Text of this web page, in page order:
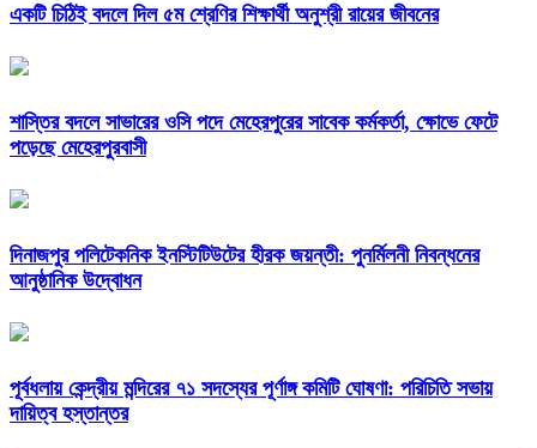
একটি চিঠিই বদলে দিল ৫ম শ্রেণির শিক্ষার্থী অনুশ্রী রায়ের জীবনের
শাস্তির বদলে সাভারের ওসি পদে মেহেরপুরের সাবেক কর্মকর্তা, ক্ষোভে ফেটে
পড়েছে মেহেরপুরবাসী
দিনাজপুর পলিটেকনিক ইনস্টিটিউটের হীরক জয়ন্তী: পুনর্মিলনী নিবন্ধনের
আনুষ্ঠানিক উদ্বোধন
পূর্বধলায় কেন্দ্রীয় মন্দিরের ৭১ সদস্যের পূর্ণাঙ্গ কমিটি ঘোষণা: পরিচিতি সভায়
দায়িত্ব হস্তান্তর